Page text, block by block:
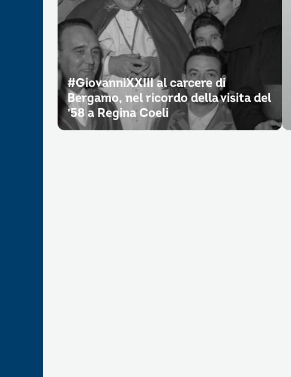
#GiovanniXXIII al carcere di
Bergamo, nel ricordo della visita del
’58 a Regina Coeli